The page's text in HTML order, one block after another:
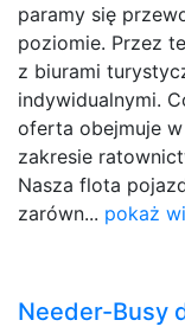
paramy się
poziomie. Przez
z biurami
indywidualnymi.
oferta obejmuje
zakresie
Nasza flota
zarówn... pokaż
Needer-Busy